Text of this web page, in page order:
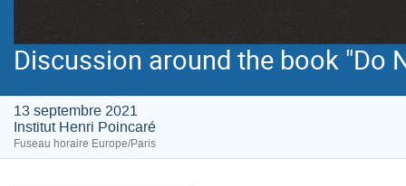
Discussion around the book "Do
13 septembre 2021
Institut Henri Poincaré
Fuseau horaire Europe/Paris